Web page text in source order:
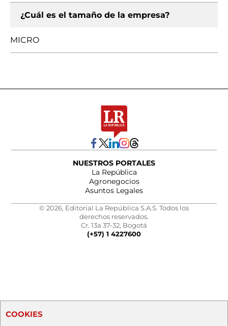
¿Cuál es el tamaño de la empresa?
MICRO
NUESTROS PORTALES
La República
Agronegocios
Asuntos Legales
© 2026, Editorial La República S.A.S. Todos los
derechos reservados.
Cr. 13a 37-32, Bogotá
(+57) 1 4227600
COOKIES